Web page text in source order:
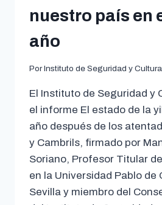
nuestro país en
año
Por Instituto de Seguridad y Cultura
El Instituto de Seguridad y
el informe El estado de la
año después de los
y Cambrils, firmado por
Soriano, Profesor Titular
en la Universidad Pablo de
Sevilla y miembro del